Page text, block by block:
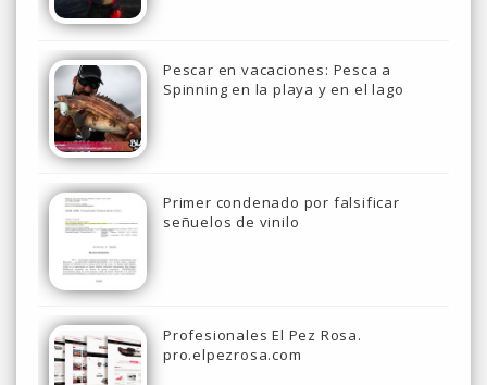
Pescar en vacaciones: Pesca a
Spinning en la playa y en el lago
Primer condenado por falsificar
señuelos de vinilo
Profesionales El Pez Rosa.
pro.elpezrosa.com